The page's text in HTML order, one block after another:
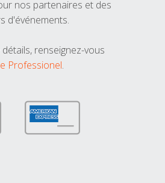
nos partenaires et des
d'événements.
renseignez-vous
Professionel.